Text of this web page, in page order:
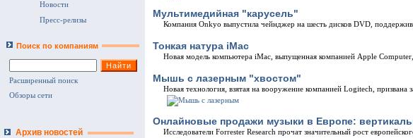
Новости
Пресс-релизы
Поиск по компаниям
Расширенный поиск
Обзоры сети
Архив новостей
Мультимедийная "карусель"
Компания Onkyo выпустила чейнджер на шесть дисков DVD,
Тонкая натура iMac
Новая модель компьютера iMac, выпущенная компанией Apple
Мышь с лазерным "хвостом"
Новая технология, взятая на вооружение компанией Logitech,
Онлайновые продажи музыки в Европе:
Исследователи Forrester Research прочат значительный рост